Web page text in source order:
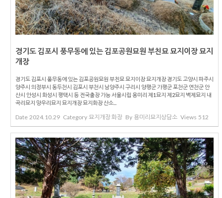
경기도 김포시 풍무동에 있는 김포공원묘원 부친묘 묘지이장 묘지
개장
경기도 김포시 풍무동에 있는 김포공원묘원 부친묘 묘지이장 묘지개장 경기도 고양시 파주시
양주시 의정부시 동두천시 김포시 부천시 남양주시 구리시 양평군 가평군 포천군 연천군 안
산시 안성시 화성시 평택시 등 전국출장 가능 서울시립 용미리 제1묘지 제2묘지 벽제묘지 내
곡리묘지 망우리묘지 묘지개장 묘지화장 산소...
Date 2024.10.29 Category 묘지개장 화장 By 용미리묘지상담소 Views 512